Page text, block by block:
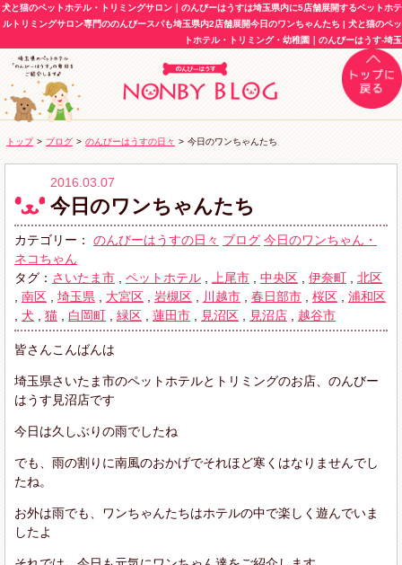
犬と猫のペットホテル・トリミングサロン｜のんびーはうすは埼玉県内に5店舗展開するペットホテ
ルトリミングサロン専門ののんびースパも埼玉県内2店舗展開今日のワンちゃんたち | 犬と猫のペッ
トホテル・トリミング・幼稚園｜のんびーはうす-埼玉
トップ > ブログ > のんびーはうすの日々 > 今日のワンちゃんたち
2016.03.07
今日のワンちゃんたち
カテゴリー： のんびーはうすの日々 ブログ 今日のワンちゃん・
ネコちゃん
タグ： さいたま市 ペットホテル 上尾市 中央区 伊奈町
北区
南区 埼玉県 大宮区 岩槻区 川越市 春日部市 桜区
浦和区
犬 猫 白岡町 緑区 蓮田市 見沼区 見沼店 越谷市
皆さんこんばんは
埼玉県さいたま市のペットホテルとトリミングのお店、のんびー
はうす見沼店です
今日は久しぶりの雨でしたね
でも、雨の割りに南風のおかげでそれほど寒くはなりませんでし
たね。
お外は雨でも、ワンちゃんたちはホテルの中で楽しく遊んでいま
したよ